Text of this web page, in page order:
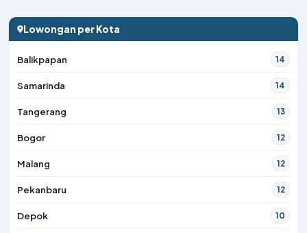
Lowongan per Kota
Balikpapan 14
Samarinda 14
Tangerang 13
Bogor 12
Malang 12
Pekanbaru 12
Depok 10